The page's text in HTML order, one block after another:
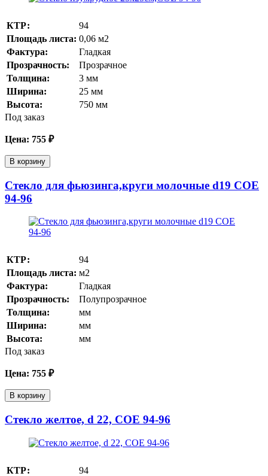
КТР:
94
Площадь листа: 0,06 м2
Фактура:
Гладкая
Прозрачность:
Прозрачное
Толщина:
3 мм
Ширина:
25 мм
Высота:
750 мм
Под заказ
Цена: 755 ₽
В корзину
Стекло для фьюзинга,круги молочные d19 COE
94-96
КТР:
94
Площадь листа: м2
Фактура:
Гладкая
Прозрачность:
Полупрозрачное
Толщина:
мм
Ширина:
мм
Высота:
мм
Под заказ
Цена: 755 ₽
В корзину
Стекло желтое, d 22, COE 94-96
КТР:
94